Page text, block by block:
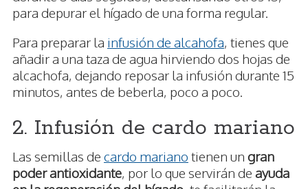
para depurar el hígado de una forma regular.
Para preparar la infusión de alcahofa, tienes que
añadir a una taza de agua hirviendo dos hojas de
alcachofa, dejando reposar la infusión durante 15
minutos, antes de beberla, poco a poco.
2. Infusión de cardo mariano
Las semillas de cardo mariano tienen un gran
poder antioxidante, por lo que servirán de ayuda